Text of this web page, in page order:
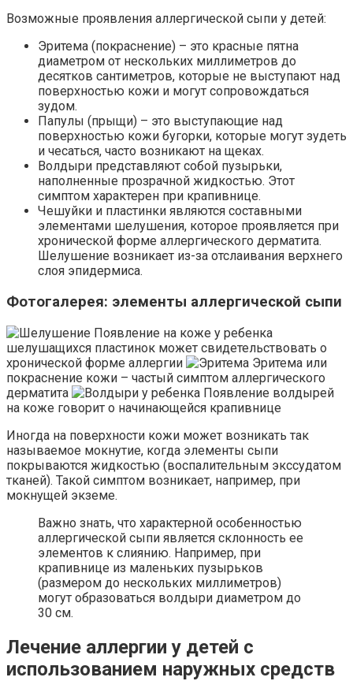
Возможные проявления аллергической сыпи у детей:
Эритема (покраснение) – это красные пятна
диаметром от нескольких миллиметров до
десятков сантиметров, которые не выступают над
поверхностью кожи и могут сопровождаться
зудом.
Папулы (прыщи) – это выступающие над
поверхностью кожи бугорки, которые могут зудеть
и чесаться, часто возникают на щеках.
Волдыри представляют собой пузырьки,
наполненные прозрачной жидкостью. Этот
симптом характерен при крапивнице.
Чешуйки и пластинки являются составными
элементами шелушения, которое проявляется при
хронической форме аллергического дерматита.
Шелушение возникает из-за отслаивания верхнего
слоя эпидермиса.
Фотогалерея: элементы аллергической сыпи
Появление на коже у ребенка
шелушащихся пластинок может свидетельствовать о
хронической форме аллергии
Эритема или
покраснение кожи – частый симптом аллергического
дерматита
Появление волдырей
на коже говорит о начинающейся крапивнице
Иногда на поверхности кожи может возникать так
называемое мокнутие, когда элементы сыпи
покрываются жидкостью (воспалительным экссудатом
тканей). Такой симптом возникает, например, при
мокнущей экземе.
Важно знать, что характерной особенностью
аллергической сыпи является склонность ее
элементов к слиянию. Например, при
крапивнице из маленьких пузырьков
(размером до нескольких миллиметров)
могут образоваться волдыри диаметром до
30 см.
Лечение аллергии у детей с
использованием наружных средств